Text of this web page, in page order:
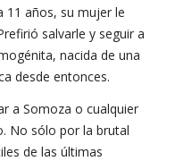
11 años, su mujer le
salvarle y seguir a
nacida de una
desde entonces.
a Somoza o cualquier
No sólo por la brutal
de las últimas